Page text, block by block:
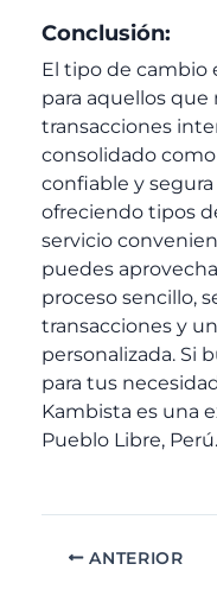
Conclusión:
El tipo de cambio
para aquellos que
transacciones
consolidado
confiable y
ofreciendo tipos
servicio
puedes
proceso sencillo,
transacciones y
personalizada. Si
para tus
Kambista es una
Pueblo Libre, Perú.
ANTERIOR